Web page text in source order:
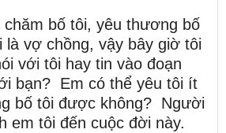
bố tôi, yêu thương bố
là vợ chồng, vậy bây giờ tôi
với tôi hay tin vào đoạn
bạn? Em có thể yêu tôi ít
bố tôi được không? Người
em tôi đến cuộc đời này.